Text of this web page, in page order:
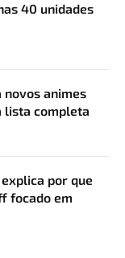
40 unidades
animes
lista completa
por que
focado em